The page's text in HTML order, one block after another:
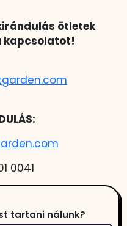
ötletek
kapcsolatot!
0041
tartani nálunk?